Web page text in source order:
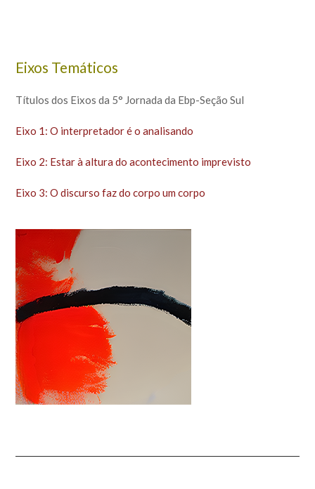
Eixos Temáticos
Títulos dos Eixos da 5° Jornada da Ebp-Seção Sul
Eixo 1: O interpretador é o analisando
Eixo 2: Estar à altura do acontecimento imprevisto
Eixo 3: O discurso faz do corpo um corpo